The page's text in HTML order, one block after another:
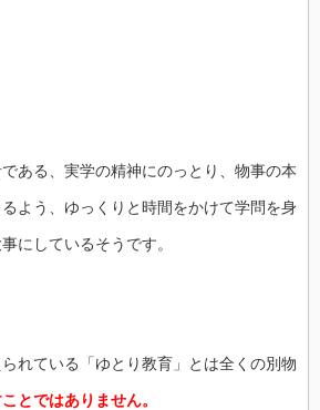
ある、実学の精神にのっとり、物事の本
よう、ゆっくりと時間をかけて学問を身
にしているそうです。
れている「ゆとり教育」とは全くの別物
とではありません。